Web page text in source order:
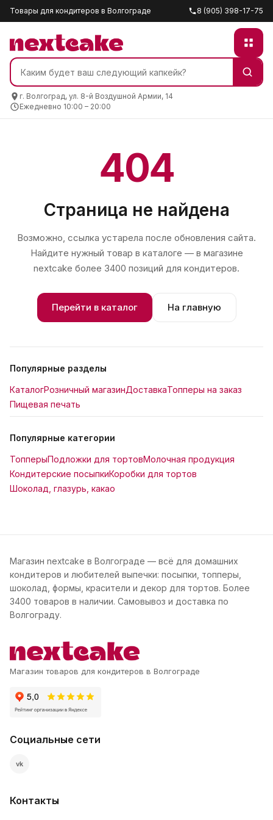
Товары для кондитеров в Волгограде 8 (905) 398-17-75
г. Волгоград, ул. 8-й Воздушной Армии, 14
Ежедневно 10:00 – 20:00
404
Страница не найдена
Возможно, ссылка устарела после обновления сайта.
Найдите нужный товар в каталоге — в магазине
nextcake более 3400 позиций для кондитеров.
Перейти в каталог На главную
Популярные разделы
КаталогРозничный магазинДоставкаТопперы на заказ
Пищевая печать
Популярные категории
ТопперыПодложки для тортовМолочная продукция
Кондитерские посыпкиКоробки для тортов
Шоколад, глазурь, какао
Магазин nextcake в Волгограде — всё для домашних
кондитеров и любителей выпечки: посыпки, топперы,
шоколад, формы, красители и декор для тортов. Более
3400 товаров в наличии. Самовывоз и доставка по
Волгограду.
Магазин товаров для кондитеров в Волгограде
Социальные сети
vk
Контакты